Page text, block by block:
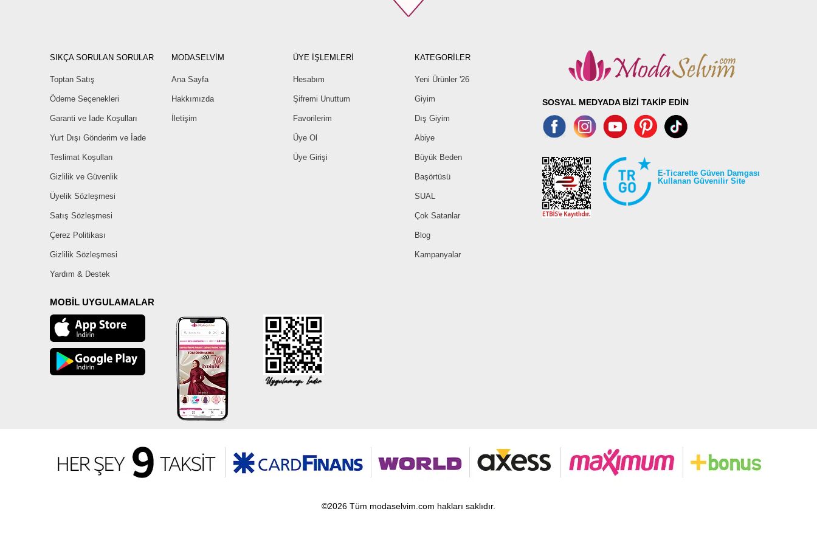
SIKÇA SORULAN SORULAR
Toptan Satış
Ödeme Seçenekleri
Garanti ve İade Koşulları
Yurt Dışı Gönderim ve İade
Teslimat Koşulları
Gizlilik ve Güvenlik
Üyelik Sözleşmesi
Satış Sözleşmesi
Çerez Politikası
Gizlilik Sözleşmesi
Yardım & Destek
MODASELVİM
Ana Sayfa
Hakkımızda
İletişim
ÜYE İŞLEMLERİ
Hesabım
Şifremi Unuttum
Favorilerim
Üye Ol
Üye Girişi
KATEGORİLER
Yeni Ürünler '26
Giyim
Dış Giyim
Abiye
Büyük Beden
Başörtüsü
SUAL
Çok Satanlar
Blog
Kampanyalar
MOBİL UYGULAMALAR
SOSYAL MEDYADA BİZİ TAKİP EDİN
E-Ticarette Güven Damgası
Kullanan Güvenilir Site
©2026 Tüm modaselvim.com hakları saklıdır.